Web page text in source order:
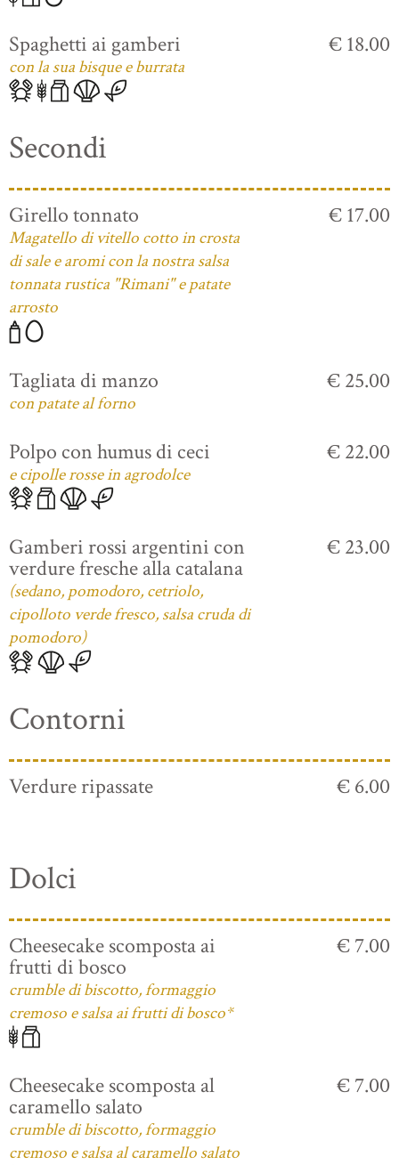
Spaghetti ai gamberi
con la sua bisque e burrata
€ 18.00
Secondi
Girello tonnato
Magatello di vitello cotto in crosta
di sale e aromi con la nostra salsa
tonnata rustica "Rimani" e patate
arrosto
€ 17.00
Tagliata di manzo
con patate al forno
€ 25.00
Polpo con humus di ceci
e cipolle rosse in agrodolce
€ 22.00
Gamberi rossi argentini con
verdure fresche alla catalana
(sedano, pomodoro, cetriolo,
cipolloto verde fresco, salsa cruda di
pomodoro)
€ 23.00
Contorni
Verdure ripassate € 6.00
Dolci
Cheesecake scomposta ai
frutti di bosco
crumble di biscotto, formaggio
cremoso e salsa ai frutti di bosco*
€ 7.00
Cheesecake scomposta al
caramello salato
crumble di biscotto, formaggio
cremoso e salsa al caramello salato
€ 7.00